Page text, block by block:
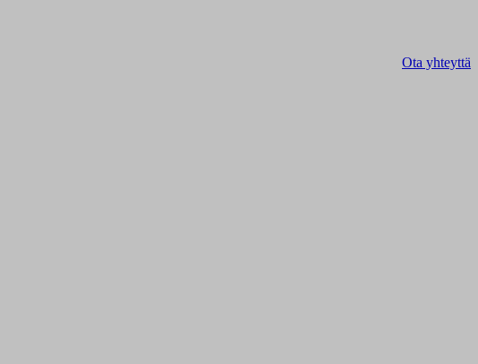
Ota yhteyttä